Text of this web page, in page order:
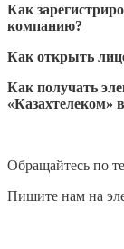
Как
компанию?
Как открыть
Как получать
«Казахтелеком»
Обращайтесь по
Пишите нам на